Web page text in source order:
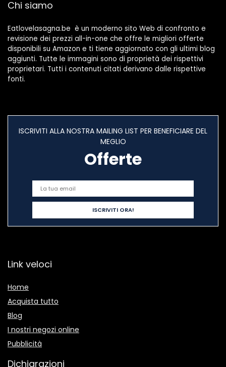
Chi siamo
Eatlovelasagna.be è un moderno sito Web di confronto e
revisione dei prezzi all-in-one che offre le migliori offerte
disponibili su Amazon e ti tiene aggiornato con gli ultimi blog
aggiunti. Tutte le immagini sono di proprietà dei rispettivi
proprietari. Tutti i contenuti citati derivano dalle rispettive
fonti.
ISCRIVITI ALLA NOSTRA MAILING LIST PER BENEFICIARE DEL
MEGLIO
Offerte
Link veloci
Home
Acquista tutto
Blog
I nostri negozi online
Pubblicità
Dichiarazioni